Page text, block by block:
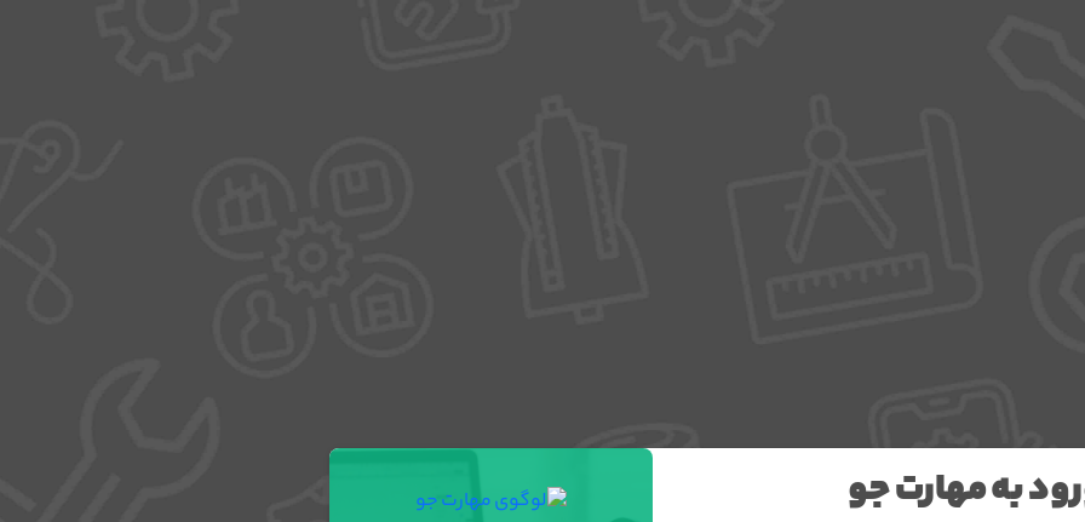
به مهارت جو